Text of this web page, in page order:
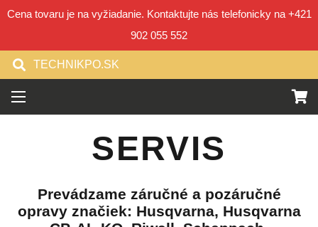
Cena tovaru je na vyžiadanie. Kontaktujte nás telefonicky na +421
902 055 552
TECHNIKPO.SK
SERVIS
Prevádzame záručné a pozáručné
opravy značiek: Husqvarna, Husqvarna